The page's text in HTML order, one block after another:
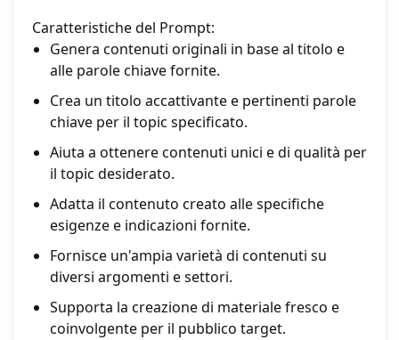
Caratteristiche del Prompt:
Genera contenuti originali in base al titolo e
alle parole chiave fornite.
Crea un titolo accattivante e pertinenti parole
chiave per il topic specificato.
Aiuta a ottenere contenuti unici e di qualità per
il topic desiderato.
Adatta il contenuto creato alle specifiche
esigenze e indicazioni fornite.
Fornisce un'ampia varietà di contenuti su
diversi argomenti e settori.
Supporta la creazione di materiale fresco e
coinvolgente per il pubblico target.